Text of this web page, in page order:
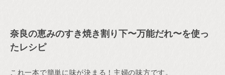
奈良の恵みのすき焼き割り下〜万能だれ〜を使っ
たレシピ
これ一本で簡単に味が決まる！主婦の味方です。